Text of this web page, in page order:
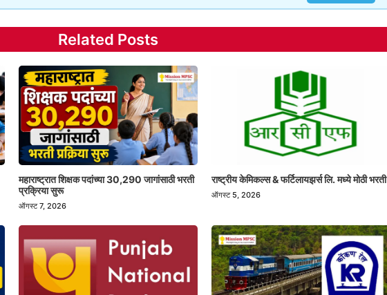
Related Posts
महाराष्ट्रात शिक्षक पदांच्या 30,290 जागांसाठी भरती
प्रक्रिया सुरू
ऑगस्ट 7, 2026
राष्ट्रीय केमिकल्स & फर्टिलायझर्स लि. मध्ये मोठी भरती
ऑगस्ट 5, 2026